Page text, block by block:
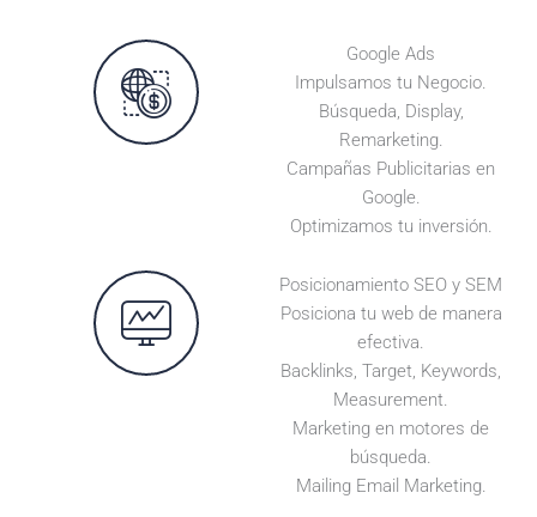
Google Ads
Impulsamos tu Negocio.
Búsqueda, Display,
Remarketing.
Campañas Publicitarias en
Google.
Optimizamos tu inversión.
Posicionamiento SEO y SEM
Posiciona tu web de manera
efectiva.
Backlinks, Target, Keywords,
Measurement.
Marketing en motores de
búsqueda.
Mailing Email Marketing.